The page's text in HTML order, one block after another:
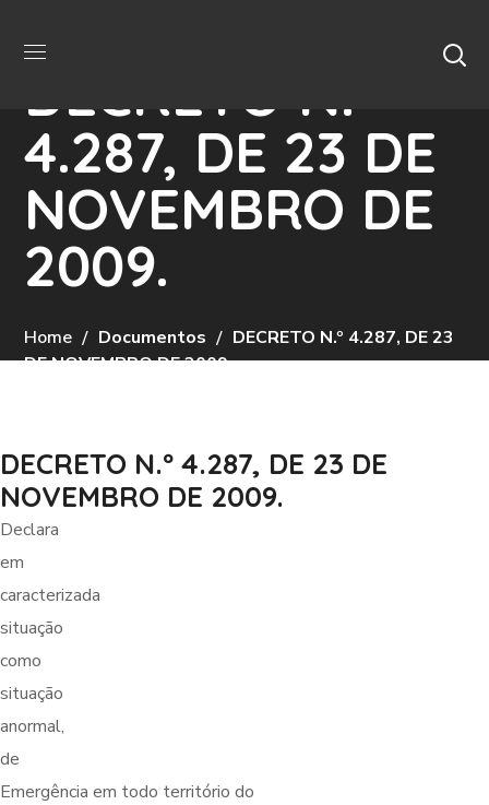
DECRETO N.º
4.287, DE 23 DE
NOVEMBRO DE
2009.
Home Documentos
DECRETO N.º 4.287, DE 23
DE NOVEMBRO DE 2009.
DECRETO N.º 4.287, DE 23 DE
NOVEMBRO DE 2009.
Declara
em
caracterizada
situação
como
situação
anormal,
de
Emergência em todo território do